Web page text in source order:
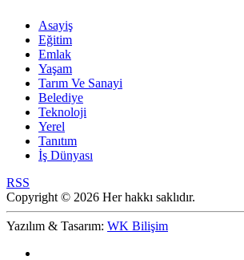
Asayiş
Eğitim
Emlak
Yaşam
Tarım Ve Sanayi
Belediye
Teknoloji
Yerel
Tanıtım
İş Dünyası
RSS
Copyright © 2026 Her hakkı saklıdır.
Yazılım & Tasarım: WK Bilişim